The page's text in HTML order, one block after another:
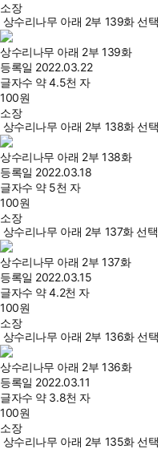
소장
상수리나무 아래 2부 139화 선택
상수리나무 아래 2부 139화
등록일 2022.03.22
글자수 약 4.5천 자
100원
소장
상수리나무 아래 2부 138화 선택
상수리나무 아래 2부 138화
등록일 2022.03.18
글자수 약 5천 자
100원
소장
상수리나무 아래 2부 137화 선택
상수리나무 아래 2부 137화
등록일 2022.03.15
글자수 약 4.2천 자
100원
소장
상수리나무 아래 2부 136화 선택
상수리나무 아래 2부 136화
등록일 2022.03.11
글자수 약 3.8천 자
100원
소장
상수리나무 아래 2부 135화 선택